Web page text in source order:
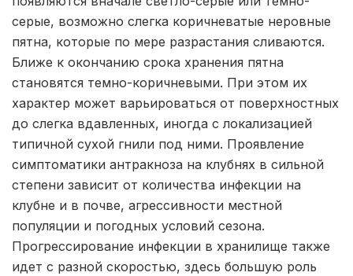
серые, возможно слегка коричневатые неровные
пятна, которые по мере разрастания сливаются.
Ближе к окончанию срока хранения пятна
становятся темно-коричневыми. При этом их
характер может варьироваться от поверхностных
до слегка вдавленных, иногда с локализацией
типичной сухой гнили под ними. Проявление
симптоматики антракноза на клубнях в сильной
степени зависит от количества инфекции на
клубне и в почве, агрессивности местной
популяции и погодных условий сезона.
Прогрессирование инфекции в хранилище также
идет с разной скоростью, здесь большую роль